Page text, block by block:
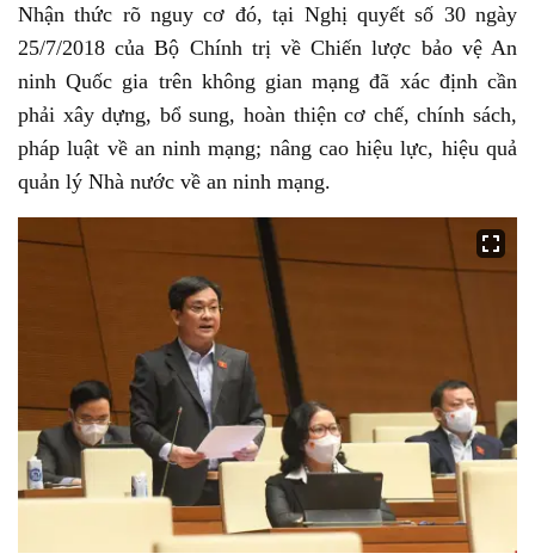
Nhận thức rõ nguy cơ đó, tại Nghị quyết số 30 ngày
25/7/2018 của Bộ Chính trị về Chiến lược bảo vệ An
ninh Quốc gia trên không gian mạng đã xác định cần
phải xây dựng, bổ sung, hoàn thiện cơ chế, chính sách,
pháp luật về an ninh mạng; nâng cao hiệu lực, hiệu quả
quản lý Nhà nước về an ninh mạng.